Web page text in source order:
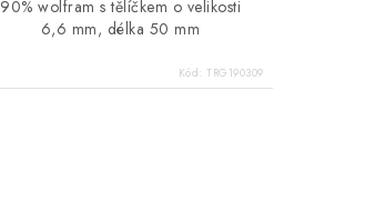
90% wolfram s tělíčkem o velikosti
6,6 mm, délka 50 mm
Kód:TRG190309